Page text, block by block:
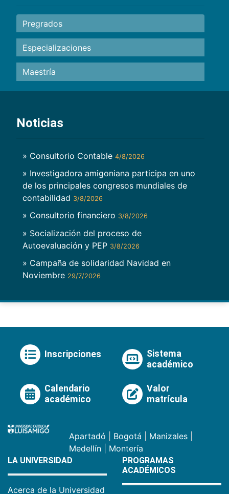
Pregrados
Especializaciones
Maestría
Noticias
» Consultorio Contable 4/8/2026
» Investigadora amigoniana participa en uno
de los principales congresos mundiales de
contabilidad 3/8/2026
» Consultorio financiero 3/8/2026
» Socialización del proceso de
Autoevaluación y PEP 3/8/2026
» Campaña de solidaridad Navidad en
Noviembre 29/7/2026
Inscripciones
Sistema
académico
Calendario
académico
Valor
matrícula
Apartadó Bogotá Manizales
Medellín
Montería
LA UNIVERSIDAD
Acerca de la Universidad
PROGRAMAS
ACADÉMICOS